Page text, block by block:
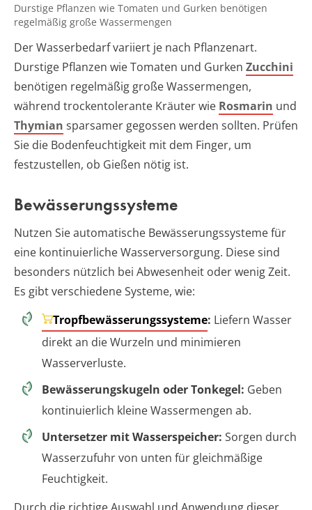
Durstige Pflanzen wie Tomaten und Gurken benötigen
regelmäßig große Wassermengen
Der Wasserbedarf variiert je nach Pflanzenart.
Durstige Pflanzen wie Tomaten und Gurken Zucchini
benötigen regelmäßig große Wassermengen,
während trockentolerante Kräuter wie Rosmarin und
Thymian sparsamer gegossen werden sollten. Prüfen
Sie die Bodenfeuchtigkeit mit dem Finger, um
festzustellen, ob Gießen nötig ist.
Bewässerungssysteme
Nutzen Sie automatische Bewässerungssysteme für
eine kontinuierliche Wasserversorgung. Diese sind
besonders nützlich bei Abwesenheit oder wenig Zeit.
Es gibt verschiedene Systeme, wie:
Tropfbewässerungssysteme: Liefern Wasser
direkt an die Wurzeln und minimieren
Wasserverluste.
Bewässerungskugeln oder Tonkegel: Geben
kontinuierlich kleine Wassermengen ab.
Untersetzer mit Wasserspeicher: Sorgen durch
Wasserzufuhr von unten für gleichmäßige
Feuchtigkeit.